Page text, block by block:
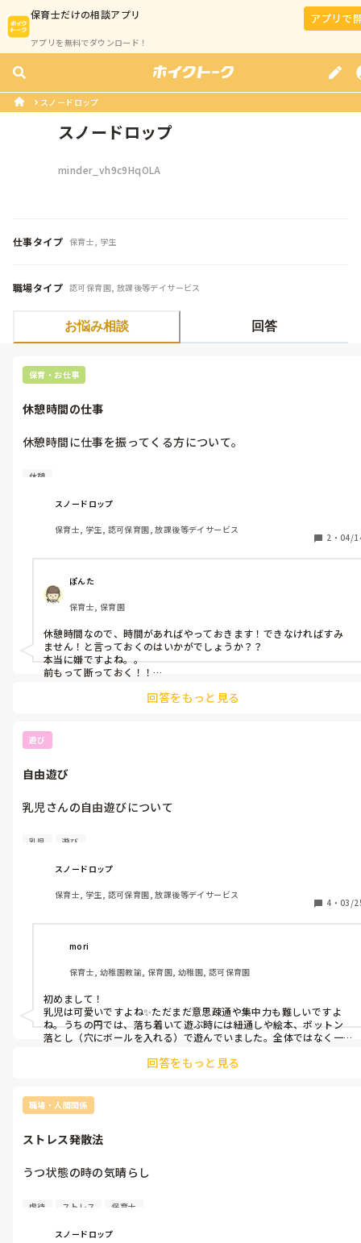
保育士だけの相談アプリ
アプリを無料でダウンロード！
アプリで
スノードロップ
スノードロップ
minder_vh9c9HqOLA
仕事タイプ 保育士, 学生
職場タイプ 認可保育園, 放課後等デイサービス
お悩み相談 回答
保育・お仕事
休憩時間の仕事
休憩時間に仕事を振ってくる方について。
私がなんでも仕事をハイハイ受け入れるからか休憩時間でも仕事
「ごめんなさい、休憩時間なんです」と言っても普通に仕事を振
どうやってこの人から回避したら良いでしょうか…？
休憩
スノードロップ
保育士, 学生, 認可保育園, 放課後等デイサービス
2 ・ 04/
ぽんた
保育士, 保育園
休憩時間なので、時間があればやっておきます！できなければすみ
ません！と言っておくのはいかがでしょうか？？
本当に嫌ですよね。。
前もって断っておく！！
回答をもっと見る
遊び
自由遊び
乳児さんの自由遊びについて
最近乳児さんに関わりはじめました。
んでいるこの遊びに結果的に介入してしまい（ものをとったりぶ
ます。
多動めな子は動くのが好きなようですが、コーナーの中では座っ
て、落ち着いてあそぶのが原則のようでなかなか遊びの提案が思
いつきません。
乳児 遊び
スノードロップ
保育士, 学生, 認可保育園, 放課後等デイサービス
4 ・ 03/
mori
保育士, 幼稚園教諭, 保育園, 幼稚園, 認可保育園
初めまして！
乳児は可愛いですよね✨ただまだ意思疎通や集中力も難しいですよ
ね。うちの円では、落ち着いて遊ぶ時には紐通しや絵本、ポットン
落とし（穴にボールを入れる）で遊んでいました。全体ではなく一
回答をもっと見る
職場・人間関係
ストレス発散法
うつ状態の時の気晴らし
はじめまして。保育士してます。
放置している上司も嫌で、でも4月末でやめようと思っています
虐待 ストレス 保育士
スノードロップ